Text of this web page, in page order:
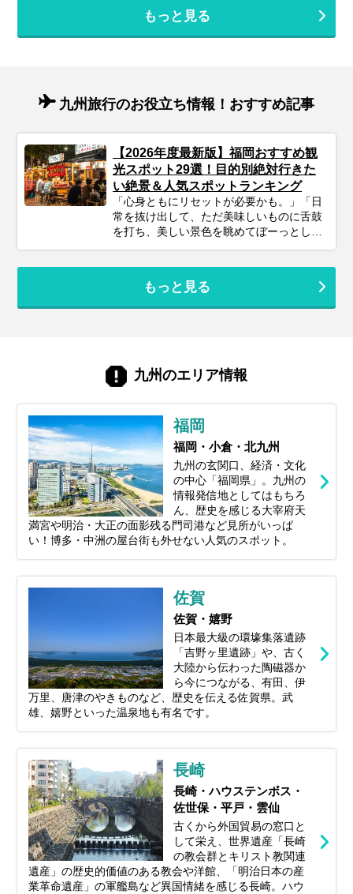
もっと見る
九州旅行のお役立ち情報！おすすめ記事
【2026年度最新版】福岡おすすめ観
光スポット29選！目的別絶対行きた
い絶景＆人気スポットランキング
「心身ともにリセットが必要かも。」「日
常を抜け出して、ただ美味しいものに舌鼓
を打ち、美しい景色を眺めてぼーっとした
分という抜群のアクセスを誇り、洗練され
た都市の楽しみと、息をのむような自然の
最新トレンドから地元で愛され続ける定番
スポットまで、福岡の魅力を存分に味わえ
こに見つかります。
もっと見る
九州のエリア情報
福岡
福岡・小倉・北九州
九州の玄関口、経済・文化
の中心「福岡県」。九州の
情報発信地としてはもちろ
ん、歴史を感じる大宰府天
満宮や明治・大正の面影残る門司港など見所がいっぱ
い！博多・中洲の屋台街も外せない人気のスポット。
佐賀
佐賀・嬉野
日本最大級の環壕集落遺跡
「吉野ヶ里遺跡」や、古く
大陸から伝わった陶磁器か
ら今につながる、有田、伊
万里、唐津のやきものなど、歴史を伝える佐賀県。武
雄、嬉野といった温泉地も有名です。
長崎
長崎・ハウステンボス・
佐世保・平戸・雲仙
古くから外国貿易の窓口と
して栄え、世界遺産「長崎
の教会群とキリスト教関連
遺産」の歴史的価値のある教会や洋館、「明治日本の産
業革命遺産」の軍艦島など異国情緒を感じる長崎。ハウ